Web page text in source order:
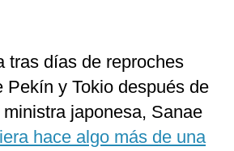
tras días de reproches
Pekín y Tokio después de
japonesa, Sanae
hace algo más de una